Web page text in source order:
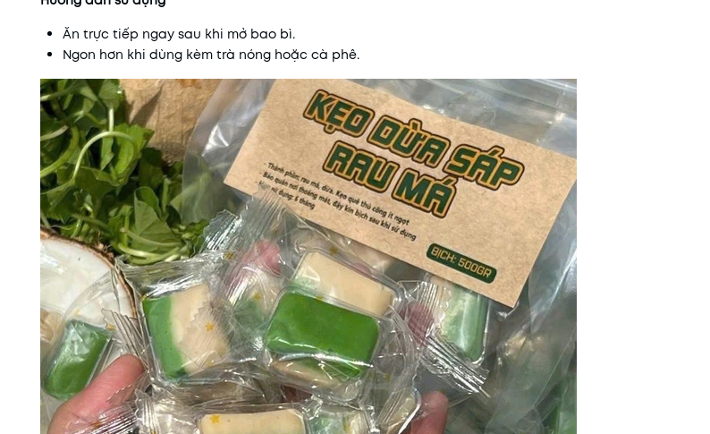
Ăn trực tiếp ngay sau khi mở bao bì.
Ngon hơn khi dùng kèm trà nóng hoặc cà phê.